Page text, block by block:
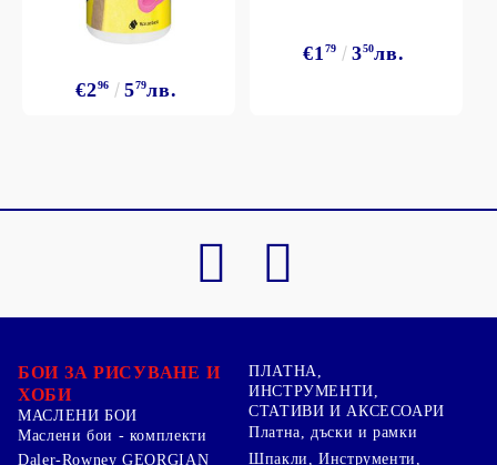
€296 579лв.
€179 350лв.
БОИ ЗА РИСУВАНЕ И
ХОБИ
МАСЛЕНИ БОИ
Маслени бои - комплекти
Daler-Rowney GEORGIAN
ПЛАТНА,
ИНСТРУМЕНТИ,
СТАТИВИ И АКСЕСОАРИ
Платна, дъски и рамки
Шпакли, Инструменти,